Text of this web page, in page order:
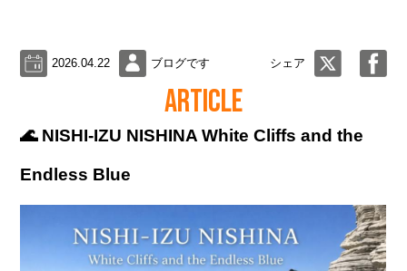
2026.04.22 ブログです シェア
ARTICLE
🌊 NISHI-IZU NISHINA White Cliffs and the
Endless Blue